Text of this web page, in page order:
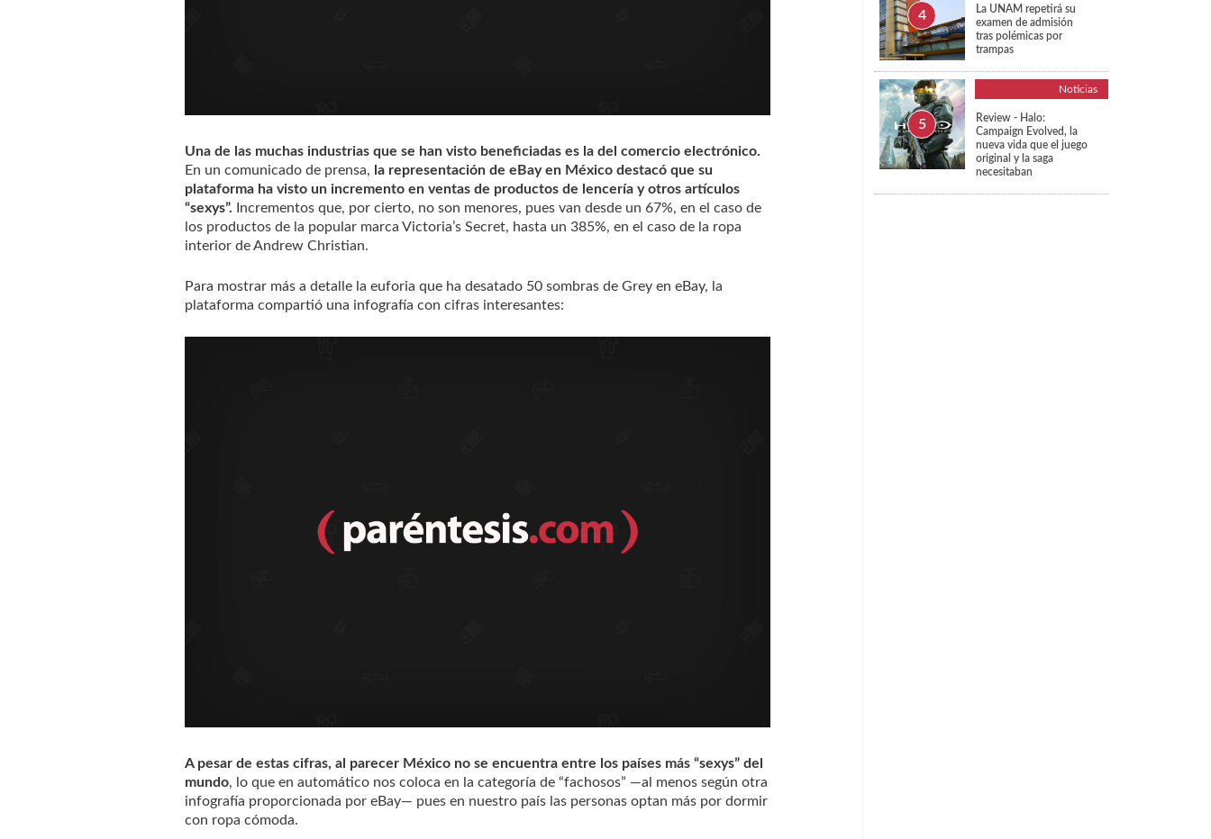
Una de las muchas industrias que se han visto beneficiadas es la del comercio electrónico.
En un comunicado de prensa, la representación de eBay en México destacó que su
plataforma ha visto un incremento en ventas de productos de lencería y otros artículos
“sexys”. Incrementos que, por cierto, no son menores, pues van desde un 67%, en el caso de
los productos de la popular marca Victoria’s Secret, hasta un 385%, en el caso de la ropa
interior de Andrew Christian.
Para mostrar más a detalle la euforia que ha desatado 50 sombras de Grey en eBay, la
plataforma compartió una infografía con cifras interesantes:
A pesar de estas cifras, al parecer México no se encuentra entre los países más “sexys” del
mundo, lo que en automático nos coloca en la categoría de “fachosos” —al menos según otra
infografía proporcionada por eBay— pues en nuestro país las personas optan más por dormir
con ropa cómoda.
La UNAM repetirá su
examen de admisión
tras polémicas por
trampas
Noticias
Review - Halo:
Campaign Evolved, la
nueva vida que el juego
original y la saga
necesitaban